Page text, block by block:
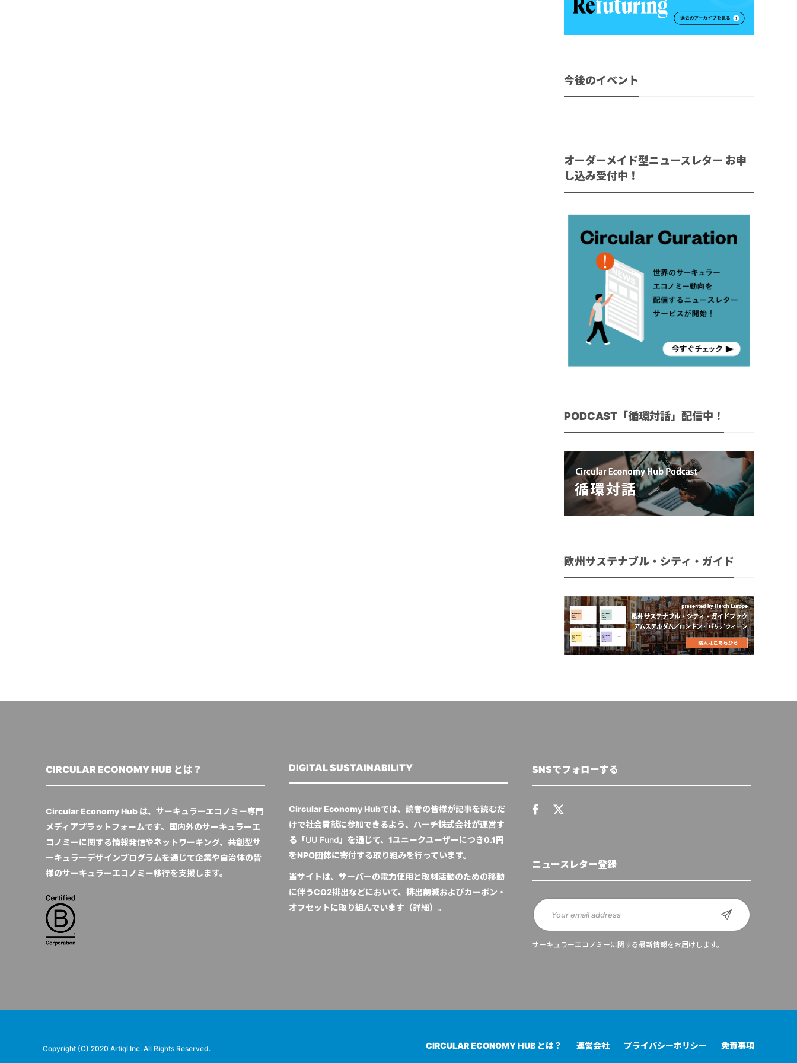
今後のイベント
オーダーメイド型ニュースレター お申
し込み受付中！
PODCAST「循環対話」配信中！
欧州サステナブル・シティ・ガイド
CIRCULAR ECONOMY HUB とは？
Circular Economy Hub は、サーキュラーエコノミー専門
メディアプラットフォームです。国内外のサーキュラーエ
コノミーに関する情報発信やネットワーキング、共創型サ
ーキュラーデザインプログラムを通じて企業や自治体の皆
様のサーキュラーエコノミー移行を支援します。
DIGITAL SUSTAINABILITY
Circular Economy Hubでは、読者の皆様が記事を読むだ
けで社会貢献に参加できるよう、ハーチ株式会社が運営す
る「UU Fund」を通じて、1ユニークユーザーにつき0.1円
をNPO団体に寄付する取り組みを行っています。
当サイトは、サーバーの電力使用と取材活動のための移動
に伴うCO2排出などにおいて、排出削減およびカーボン・
オフセットに取り組んでいます（詳細）。
SNSでフォローする
ニュースレター登録
サーキュラーエコノミーに関する最新情報をお届けします。
Copyright (C) 2020 Artiql Inc. All Rights Reserved. CIRCULAR ECONOMY HUB とは？ 運営会社 プライバシーポリシー 免責事項